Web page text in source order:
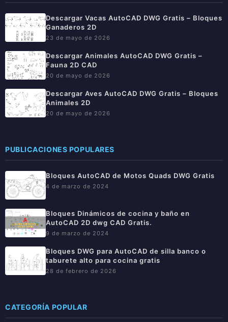
Descargar Vacas AutoCAD DWG Gratis – Bloques
Ganaderos 2D
23 de mayo de 2026
Descargar Animales AutoCAD DWG Gratis –
Fauna 2D CAD
20 de mayo de 2026
Descargar Aves AutoCAD DWG Gratis – Bloques
Animales 2D
20 de mayo de 2026
PUBLICACIONES POPULARES
Bloques AutoCAD de Motos Quads DWG Gratis
4 de marzo de 2024
Bloques Dinámicos de cocina y baño en
AutoCAD 2D dwg CAD Gratis.
9 de marzo de 2024
Bloques DWG para AutoCAD de silla banco o
taburete alto para cocina gratis
28 de febrero de 2026
CATEGORÍA POPULAR